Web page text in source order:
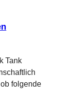
Tank
folgende